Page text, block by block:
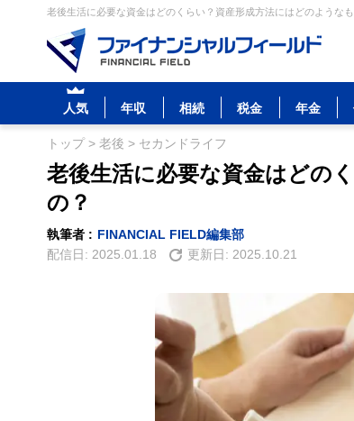
老後生活に必要な資金はどのくらい？資産形成方法にはどのような
人気 年収 相続 税金 年金
トップ> 老後 > セカンドライフ
老後生活に必要な資金はどの
の？
執筆者 : FINANCIAL FIELD編集部
配信日: 2025.01.18 更新日: 2025.10.21